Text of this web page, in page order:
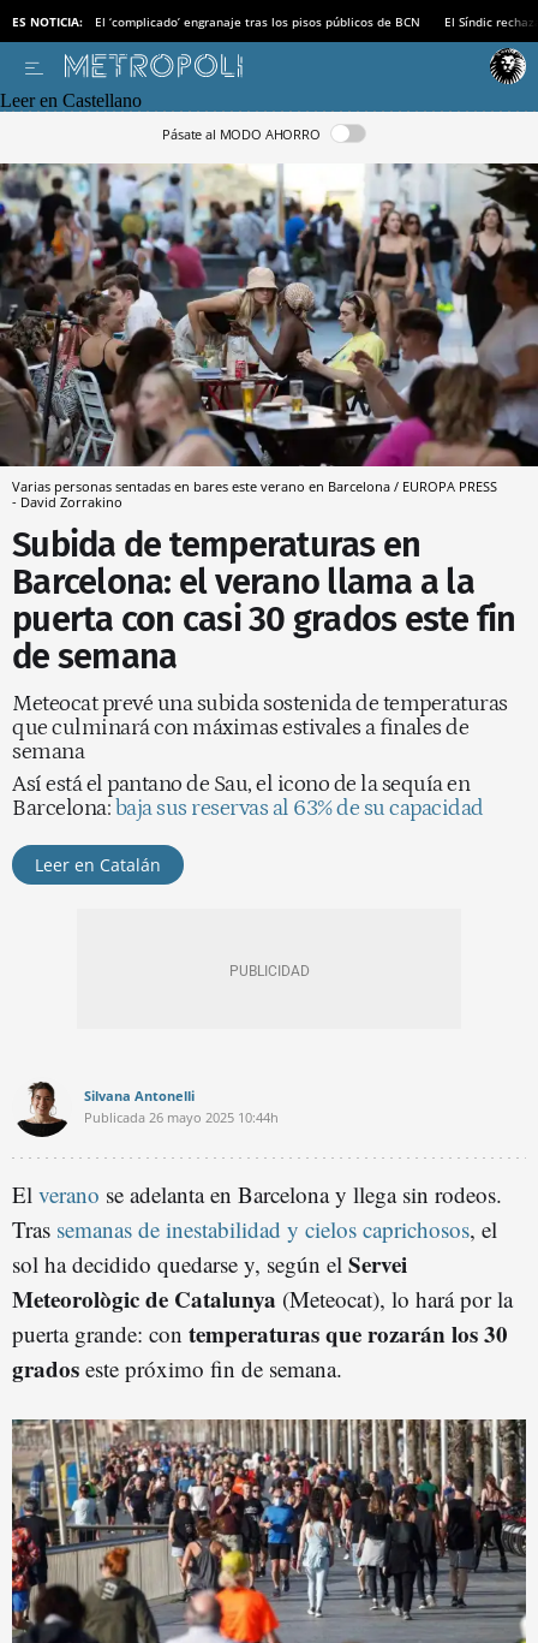
ES NOTICIA: El ‘complicado’ engranaje tras los pisos públicos de BCN El Síndic
Leer en Castellano
Pásate al MODO AHORRO
Varias personas sentadas en bares este verano en Barcelona / EUROPA PRESS
- David Zorrakino
Subida de temperaturas en
Barcelona: el verano llama a la
puerta con casi 30 grados este fin
de semana
Meteocat prevé una subida sostenida de temperaturas
que culminará con máximas estivales a finales de
semana
Así está el pantano de Sau, el icono de la sequía en
Barcelona: baja sus reservas al 63% de su capacidad
Leer en Catalán
Silvana Antonelli
Publicada 26 mayo 2025 10:44h
El verano se adelanta en Barcelona y llega sin rodeos.
Tras semanas de inestabilidad y cielos caprichosos, el
sol ha decidido quedarse y, según el Servei
Meteorològic de Catalunya (Meteocat), lo hará por la
puerta grande: con temperaturas que rozarán los 30
grados este próximo fin de semana.